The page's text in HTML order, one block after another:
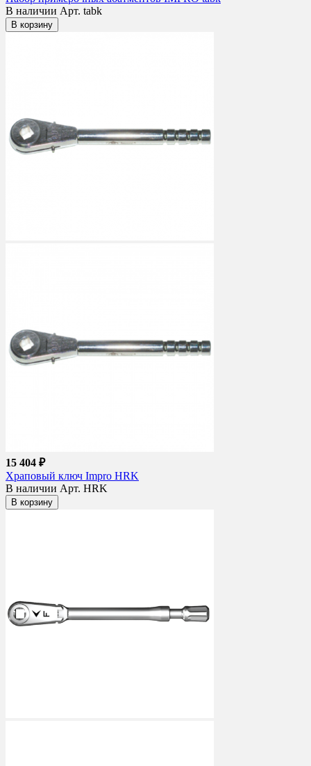
В наличии Арт. tabk
В корзину
15 404 ₽
Храповый ключ Impro HRK
В наличии Арт. HRK
В корзину